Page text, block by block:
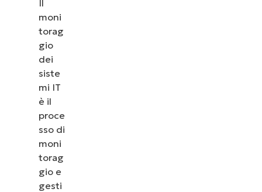
moni
torag
gio
dei
siste
mi IT
è il
proce
sso di
moni
torag
gio e
gesti